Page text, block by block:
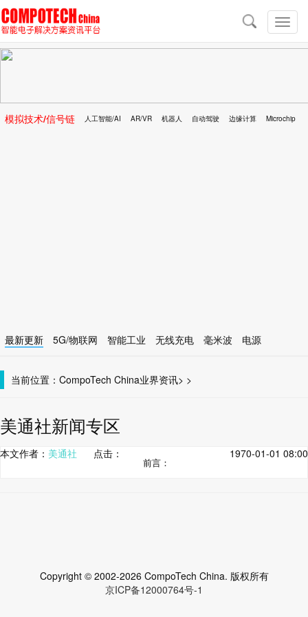
切
换
导
导
航
模拟技术/信号链 人工智能/AI AR/VR 机器人 自动驾驶 边缘计算 Microchip
最新更新 5G/物联网 智能工业 无线充电 毫米波
电源
当前位置： CompoTech China >
业界资讯 >
美通社新闻专区
本文作者： 美通社 点击： 1970-01-01 08:00
前言：
Copyright © 2002-2026 CompoTech China. 版权所有
京ICP备12000764号-1